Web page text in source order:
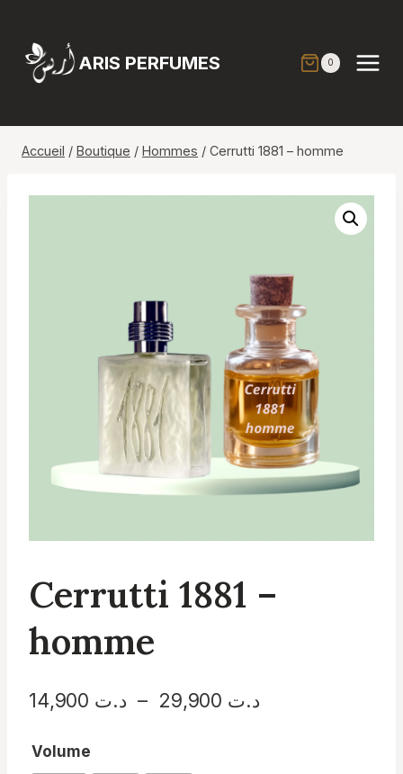
contenu
ARIS PERFUMES 0
Accueil / Boutique / Hommes / Cerrutti 1881 – homme
Cerrutti 1881 –
homme
د.ت – د.تPlage
Volume